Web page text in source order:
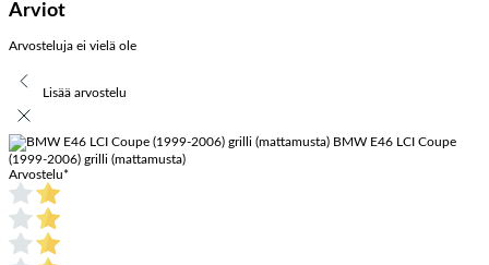
Arviot
Arvosteluja ei vielä ole
Lisää arvostelu
BMW E46 LCI Coupe
(1999-2006) grilli (mattamusta)
Arvostelu*